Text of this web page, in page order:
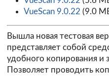
VueScan 9.0.22 (9.0
Вышла новая тестовая
представляет собой
удобного копирования и
Позволяет проводить